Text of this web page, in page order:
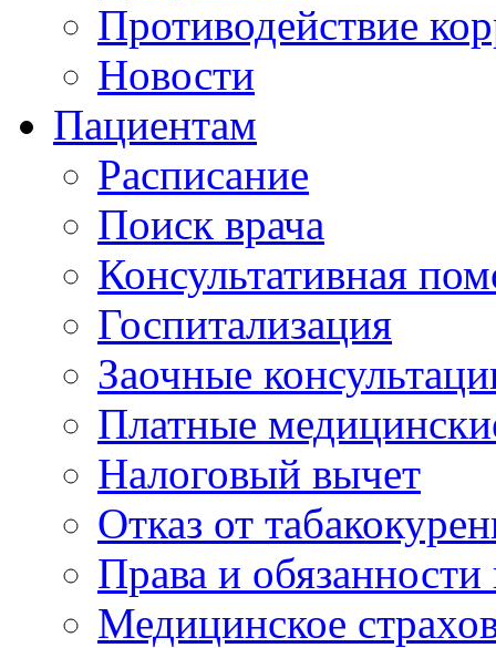
Противодействие
Новости
Пациентам
Расписание
Поиск врача
Консультативная
Госпитализация
Заочные
Платные
Налоговый вычет
Отказ от
Права и
Медицинское